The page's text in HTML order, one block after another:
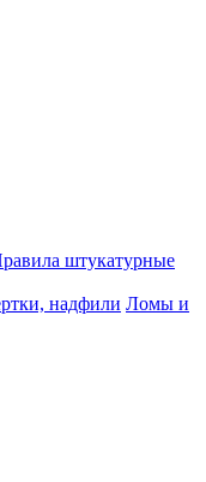
штукатурные
надфили Ломы и